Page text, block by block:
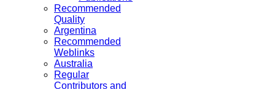
Recommended
Quality
Argentina
Recommended
Weblinks
Australia
Regular
Contributors and